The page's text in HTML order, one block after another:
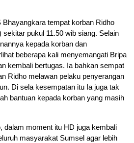
Bhayangkara tempat korban Ridho
sekitar pukul 11.50 wib siang. Selain
kepada korban dan
beberapa kali menyemangati Bripa
kembali bertugas. Ia bahkan sempat
Ridho melawan pelaku penyerangan
Di sela kesempatan itu Ia juga tak
bantuan kepada korban yang masih
dalam moment itu HD juga kembali
masyarakat Sumsel agar lebih